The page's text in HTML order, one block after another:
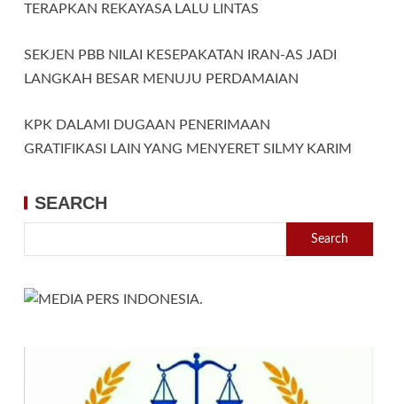
TERAPKAN REKAYASA LALU LINTAS
SEKJEN PBB NILAI KESEPAKATAN IRAN-AS JADI
LANGKAH BESAR MENUJU PERDAMAIAN
KPK DALAMI DUGAAN PENERIMAAN
GRATIFIKASI LAIN YANG MENYERET SILMY KARIM
SEARCH
Search